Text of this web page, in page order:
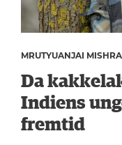
MRUTYUANJAI MISHRA
Da
Indiens
fremtid